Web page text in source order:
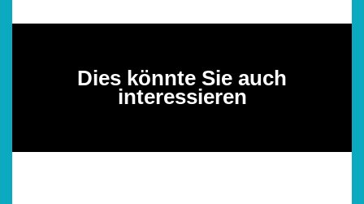
Dies könnte Sie auch
interessieren